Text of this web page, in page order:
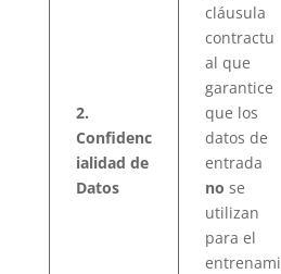
2.
Confidenc
ialidad de
Datos
cláusula
contractu
al que
garantice
que los
datos de
entrada
no se
utilizan
para el
entrenami